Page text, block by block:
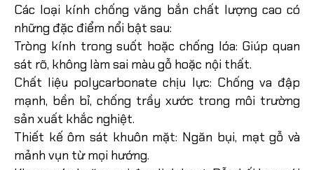
Các loại kính chống văng bắn chất lượng cao có
những đặc điểm nổi bật sau:
Tròng kính trong suốt hoặc chống lóa: Giúp quan
sát rõ, không làm sai màu gỗ hoặc nội thất.
Chất liệu polycarbonate chịu lực: Chống va đập
mạnh, bền bỉ, chống trầy xước trong môi trường
sản xuất khắc nghiệt.
Thiết kế ôm sát khuôn mặt: Ngăn bụi, mạt gỗ và
mảnh vụn từ mọi hướng.